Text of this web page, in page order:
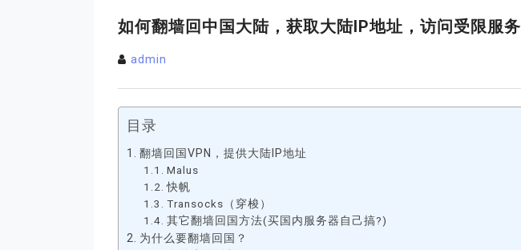
如何翻墙回中国大陆，获取大陆IP地址，访问受限服务
admin
目录
翻墙回国VPN，提供大陆IP地址
Malus
快帆
Transocks（穿梭）
其它翻墙回国方法(买国内服务器自己搞?)
为什么要翻墙回国？